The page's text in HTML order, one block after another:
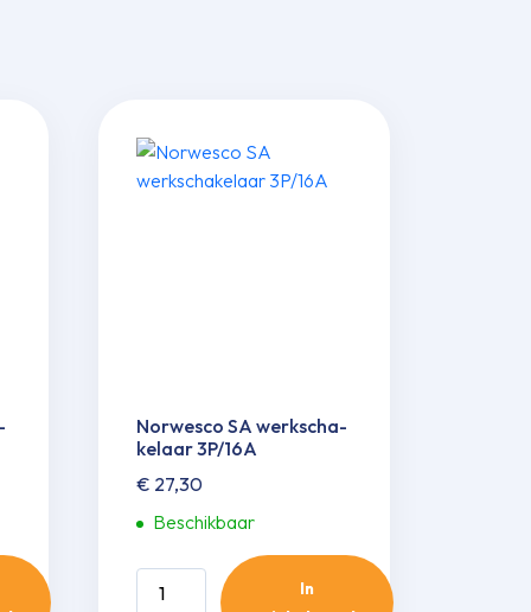
Norwesco SA werkscha­
kelaar 3P/16A
€ 27,30
Beschikbaar
In